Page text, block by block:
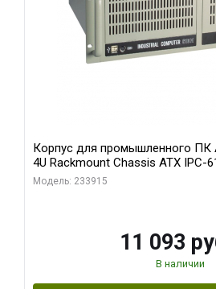
Корпус для промышленного ПК
4U Rackmount Chassis ATX IPC-
Advantech 15 слотов, отсеки
Модель: 233915
11 093
В наличии